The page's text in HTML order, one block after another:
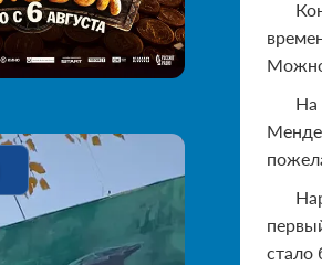
Можно
На
стало